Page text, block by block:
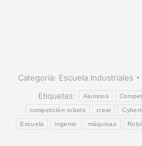
Categoría: Escuela Industriales
Etiquetas:
Alumnos
competición robots crear
Escuela ingenio máquinas